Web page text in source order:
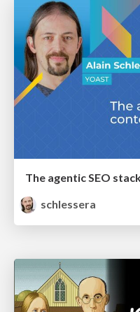
The agentic SEO
schlessera